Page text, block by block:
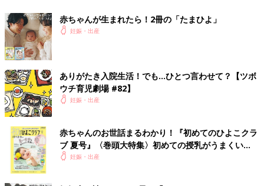
赤ちゃんが生まれたら！2冊の「たまひよ」
妊娠・出産
ありがたき入院生活！でも…ひとつ言わせて？【ツボ
ウチ育児劇場 #82】
妊娠・出産
赤ちゃんのお世話まるわかり！『初めてのひよこクラ
ブ 夏号』〈巻頭大特集〉初めての授乳がうまくい
く！ おっぱい・ミルクの基本と夏のトラブル 解決テ
妊娠・出産